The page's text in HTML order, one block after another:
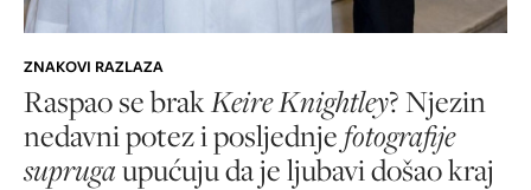
ZNAKOVI RAZLAZA
Raspao se brakKeire Knightley? Njezin
nedavni potez i posljednje fotografije
suprugaupućuju da je ljubavi došao kraj